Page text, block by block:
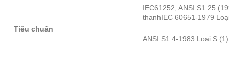
Tiêu chuẩn
IEC61252, ANSI S1.25
thanhIEC 60651-1979
ANSI S1.4-1983 Loại S